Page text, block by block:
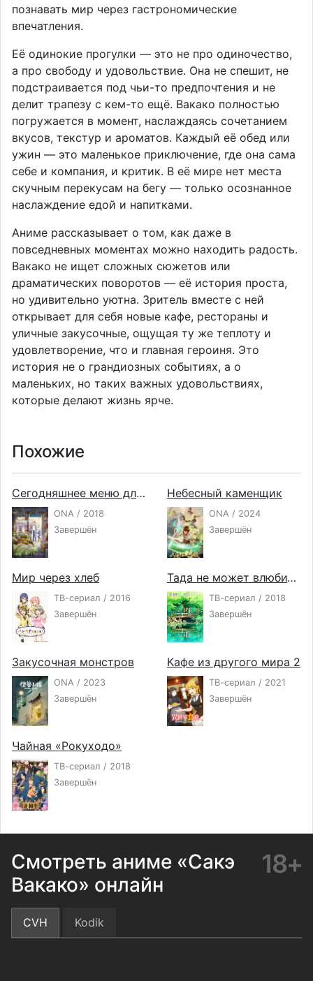
познавать мир через гастрономические
впечатления.
Её одинокие прогулки — это не про одиночество,
а про свободу и удовольствие. Она не спешит, не
подстраивается под чьи-то предпочтения и не
делит трапезу с кем-то ещё. Вакако полностью
погружается в момент, наслаждаясь сочетанием
вкусов, текстур и ароматов. Каждый её обед или
ужин — это маленькое приключение, где она сама
себе и компания, и критик. В её мире нет места
скучным перекусам на бегу — только осознанное
наслаждение едой и напитками.
Аниме рассказывает о том, как даже в
повседневных моментах можно находить радость.
Вакако не ищет сложных сюжетов или
драматических поворотов — её история проста,
но удивительно уютна. Зритель вместе с ней
открывает для себя новые кафе, рестораны и
уличные закусочные, ощущая ту же теплоту и
удовлетворение, что и главная героиня. Это
история не о грандиозных событиях, а о
маленьких, но таких важных удовольствиях,
которые делают жизнь ярче.
Похожие
Сегодняшнее меню для Эмии
ONA / 2018
Завершён
Небесный каменщик
ONA / 2024
Завершён
Мир через хлеб
ТВ-сериал / 2016
Завершён
Тада не может влюбиться
ТВ-сериал / 2018
Завершён
Закусочная монстров
ONA / 2023
Завершён
Кафе из другого мира 2
ТВ-сериал / 2021
Завершён
Чайная «Рокуходо»
ТВ-сериал / 2018
Завершён
Смотреть аниме «Сакэ
Вакако» онлайн
18+
CVH Kodik